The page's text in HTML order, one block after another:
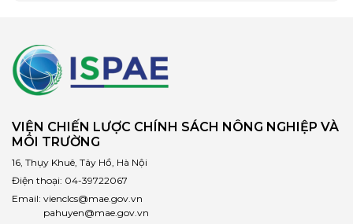
VIỆN CHIẾN LƯỢC CHÍNH SÁCH NÔNG NGHIỆP VÀ
MÔI TRƯỜNG
16, Thụy Khuê, Tây Hồ, Hà Nội
Điện thoại: 04-39722067
Email: vienclcs@mae.gov.vn
pahuyen@mae.gov.vn